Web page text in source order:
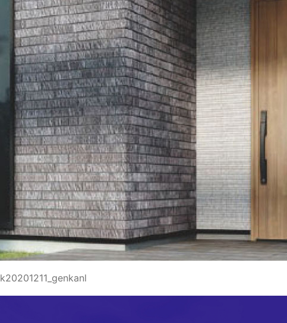
k20201211_genkanl